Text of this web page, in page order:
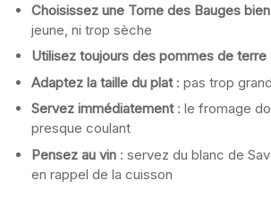
Choisissez une Tome des Bauges
jeune, ni trop sèche
Utilisez toujours des pommes de terre
Adaptez la taille du plat: pas trop
Servez immédiatement: le fromage
presque coulant
Pensez au vin : servez du blanc de
en rappel de la cuisson